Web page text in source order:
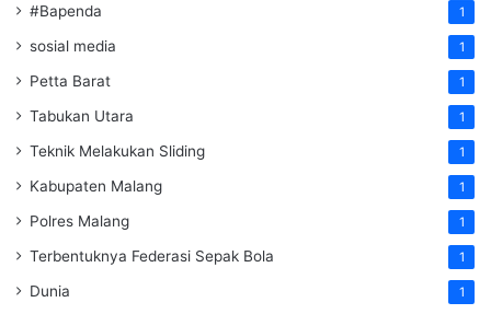
#Bapenda 1
sosial media 1
Petta Barat 1
Tabukan Utara 1
Teknik Melakukan Sliding 1
Kabupaten Malang 1
Polres Malang 1
Terbentuknya Federasi Sepak Bola 1
Dunia 1